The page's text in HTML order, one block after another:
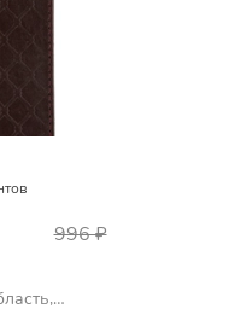
996 ₽